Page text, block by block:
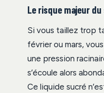
Le risque majeur
Si vous taillez trop
février ou mars,
une pression
s’écoule alors
Ce liquide sucré